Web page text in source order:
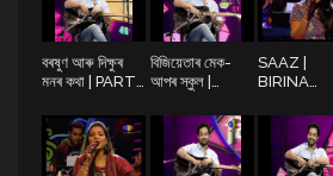
বৰষুণ আৰু দিক্ষুৰ
মনৰ কথা | PART
RAMDHENU_BIXESH
বিজিয়েতাৰ মেক-
আপৰ স্কুল |
RAMDHENU_BIXESH
SAAZ |
BIRINA
TUMI